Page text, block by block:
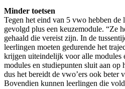
Minder toetsen
Tegen het eind van 5 vwo hebben de
gevolgd plus een keuzemodule. “Ze
gehaald die vereist zijn. In de
leerlingen moeten gedurende het
krijgen uiteindelijk voor alle modules
modules en studiepunten sluit aan op
dus het bereidt de vwo’ers ook beter
Bovendien kunnen leerlingen die